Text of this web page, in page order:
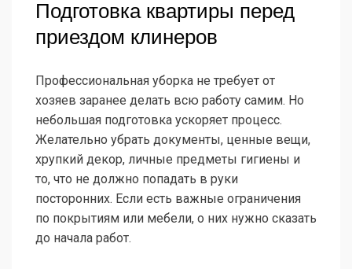
Подготовка квартиры перед
приездом клинеров
Профессиональная уборка не требует от
хозяев заранее делать всю работу самим. Но
небольшая подготовка ускоряет процесс.
Желательно убрать документы, ценные вещи,
хрупкий декор, личные предметы гигиены и
то, что не должно попадать в руки
посторонних. Если есть важные ограничения
по покрытиям или мебели, о них нужно сказать
до начала работ.